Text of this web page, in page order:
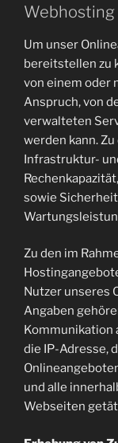
Webhosting
Um unser
bereitstellen zu
von einem oder
Anspruch, von
verwalteten
werden kann.
Infrastruktur-
sowie
Zu den im
Nutzer unseres
Angaben
Kommunikation
die IP-Adresse,
und alle
Webseiten